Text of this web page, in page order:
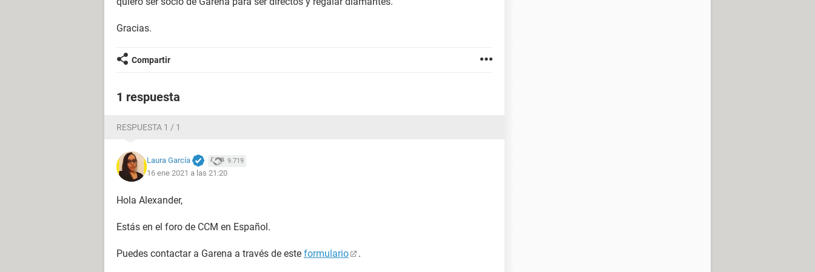
Gracias.
Compartir
1 respuesta
RESPUESTA 1 / 1
Laura García 9.719
16 ene 2021 a las 21:20
Hola Alexander,
Estás en el foro de CCM en Español.
Puedes contactar a Garena a través de este formulario .